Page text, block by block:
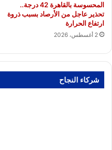
المحسوسة بالقاهرة 42 درجة..
تحذير عاجل من الأرصاد بسبب ذروة
ارتفاع الحرارة
2 أغسطس، 2026
شركاء النجاح